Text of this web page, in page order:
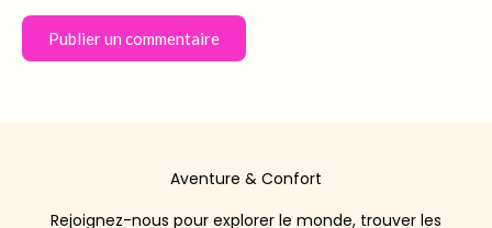
Aventure & Confort
Rejoignez-nous pour explorer le monde, trouver les